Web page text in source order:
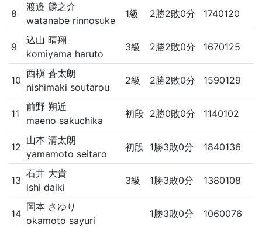
8
渡邉 麟之介
watanabe rinnosuke
1級 2勝2敗0分 1740120
9
込山 晴翔
komiyama haruto
3級 2勝2敗0分 1670125
10
西槇 蒼太朗
nishimaki soutarou
2級 2勝2敗0分 1590129
11
前野 朔近
maeno sakuchika
初段 2勝0敗0分 1140102
12
山本 清太朗
yamamoto seitaro
初段 1勝3敗0分 1840136
13
石井 大貴
ishi daiki
3級 1勝3敗0分 1380108
14
岡本 さゆり
okamoto sayuri
1勝3敗0分 1060076